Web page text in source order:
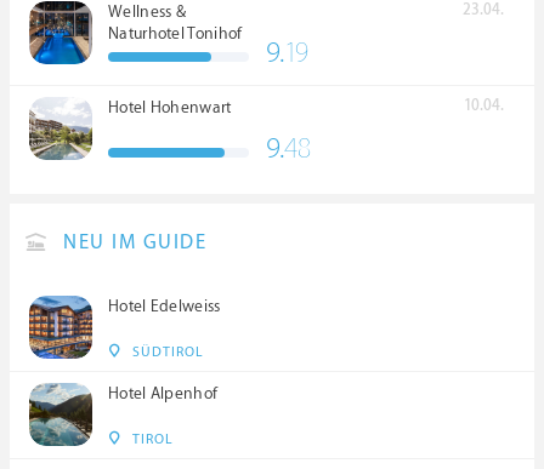
Wellness &
Naturhotel Tonihof
****S
23.04.
9.19
Hotel Hohenwart 10.04.
9.48
NEU IM GUIDE
Hotel Edelweiss
SÜDTIROL
Hotel Alpenhof
TIROL